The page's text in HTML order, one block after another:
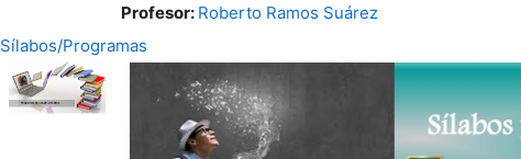
Profesor: Roberto Ramos Suárez
Sílabos/Programas